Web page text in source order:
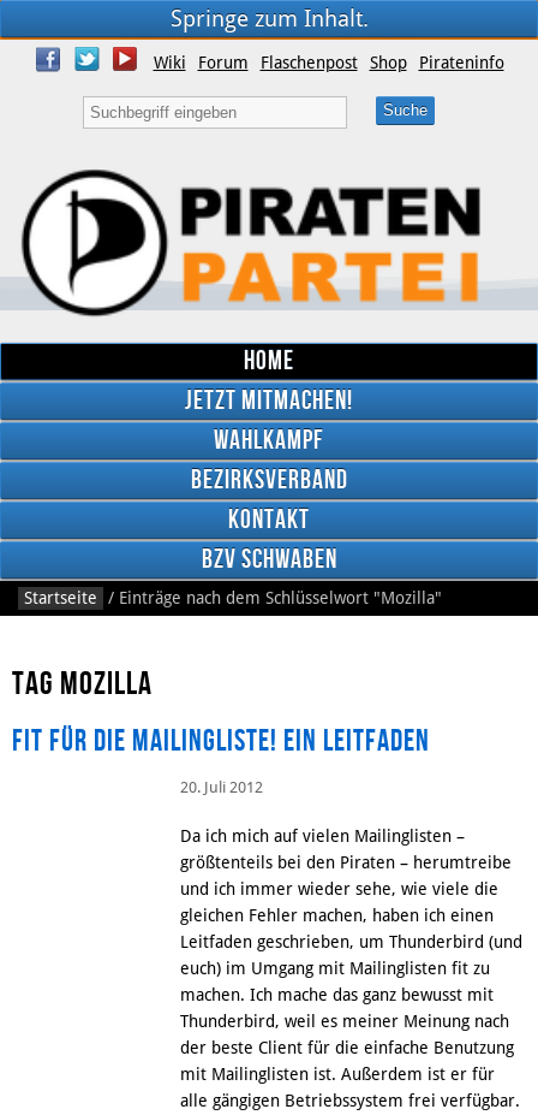
Springe zum Inhalt.
Wiki Forum Flaschenpost Shop Pirateninfo
Home
Jetzt mitmachen!
Wahlkampf
Bezirksverband
Kontakt
BzV Schwaben
Startseite / Einträge nach dem Schlüsselwort "Mozilla"
Tag Mozilla
fit für die Mailingliste! Ein Leitfaden
20. Juli 2012
Da ich mich auf vielen Mailinglisten –
größtenteils bei den Piraten – herumtreibe
und ich immer wieder sehe, wie viele die
gleichen Fehler machen, haben ich einen
Leitfaden geschrieben, um Thunderbird (und
euch) im Umgang mit Mailinglisten fit zu
machen. Ich mache das ganz bewusst mit
Thunderbird, weil es meiner Meinung nach
der beste Client für die einfache Benutzung
mit Mailinglisten ist. Außerdem ist er für
alle gängigen Betriebssystem frei verfügbar.